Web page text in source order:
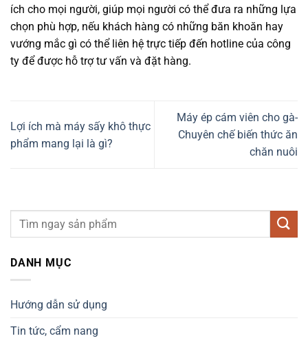
ích cho mọi người, giúp mọi người có thể đưa ra những lựa
chọn phù hợp, nếu khách hàng có những băn khoăn hay
vướng mắc gì có thể liên hệ trực tiếp đến hotline của công
ty để được hỗ trợ tư vấn và đặt hàng.
Lợi ích mà máy sấy khô thực
phẩm mang lại là gì?
Máy ép cám viên cho gà-
Chuyên chế biến thức ăn
chăn nuôi
DANH MỤC
Hướng dẫn sử dụng
Tin tức, cẩm nang